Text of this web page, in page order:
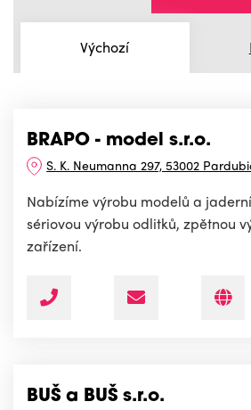
Výchozí
BRAPO - model s.r.o.
S. K. Neumanna 297, 53002
Nabízíme výrobu modelů a
sériovou výrobu odlitků, zpětnou
zařízení.
BUŠ a BUŠ s.r.o.